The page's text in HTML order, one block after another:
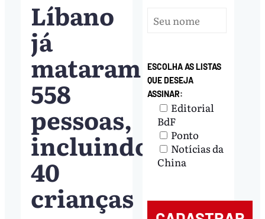
Líbano
já
mataram
558
pessoas,
incluindo
40
crianças
ESCOLHA AS LISTAS
QUE DESEJA
ASSINAR:
Editorial
BdF
Ponto
Notícias da
China